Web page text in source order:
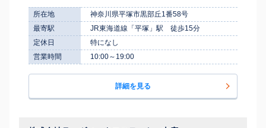
所在地
神奈川県平塚市黒部丘1番58号
最寄駅
JR東海道線「平塚」駅 徒歩15分
定休日
特になし
営業時間
10:00～19:00
詳細を見る